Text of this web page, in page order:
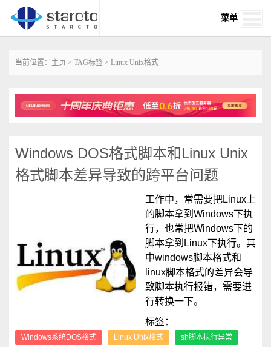
菜单
当前位置： 主页 > TAG标签 > Linux Unix格式
Windows DOS格式脚本和Linux Unix
格式脚本差异导致的跨平台问题
工作中，常需要把Linux上
的脚本拿到Windows下执
行，也常把Windows下的
脚本拿到Linux下执行。其
中windows脚本格式和
linux脚本格式的差异会导
致脚本执行报错，需要进
行转换一下。
标签：
Windows系统DOS格式 Linux Unix格式 sh脚本执行异常